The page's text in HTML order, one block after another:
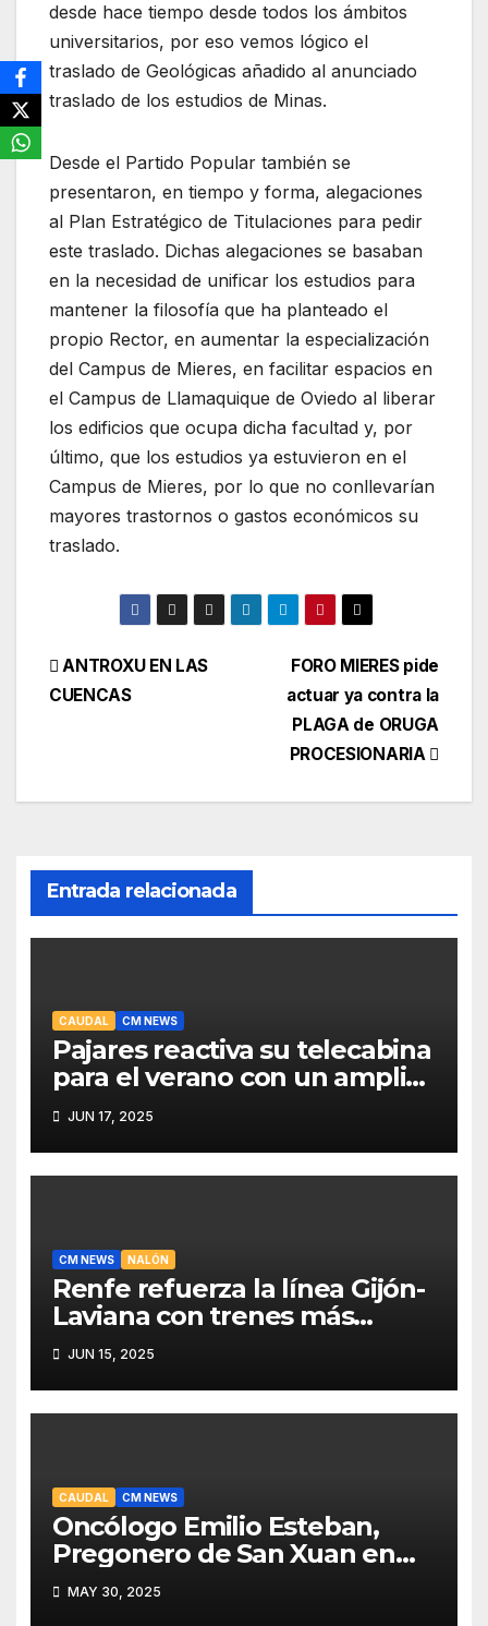
desde hace tiempo desde todos los ámbitos
universitarios, por eso vemos lógico el
traslado de Geológicas añadido al anunciado
traslado de los estudios de Minas.
Desde el Partido Popular también se
presentaron, en tiempo y forma, alegaciones
al Plan Estratégico de Titulaciones para pedir
este traslado. Dichas alegaciones se basaban
en la necesidad de unificar los estudios para
mantener la filosofía que ha planteado el
propio Rector, en aumentar la especialización
del Campus de Mieres, en facilitar espacios en
el Campus de Llamaquique de Oviedo al liberar
los edificios que ocupa dicha facultad y, por
último, que los estudios ya estuvieron en el
Campus de Mieres, por lo que no conllevarían
mayores trastornos o gastos económicos su
traslado.
Navegación
FORO MIERES pide
actuar ya contra la
PLAGA de ORUGA
PROCESIONARIA
ANTROXU EN LAS
CUENCAS
Entrada relacionada
CAUDAL CM NEWS
Pajares reactiva su telecabina
para el verano con un amplio
programa de actividades
JUN 17, 2025
CM NEWS NALÓN
Renfe refuerza la línea Gijón-
Laviana con trenes más
fiables y mejor servicio para
recuperar viajeros
JUN 15, 2025
CAUDAL CM NEWS
Oncólogo Emilio Esteban,
Pregonero de San Xuan en
Mieres: Un Honor para Turón
y el HUCA
MAY 30, 2025